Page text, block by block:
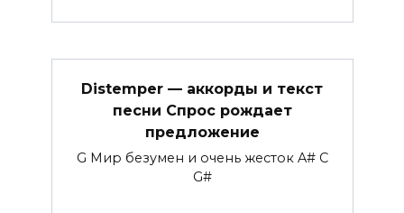
Distemper — аккорды и текст
песни Спрос рождает
предложение
G Мир безумен и очень жесток A# C
G#